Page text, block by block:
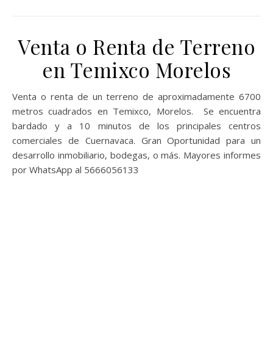
Venta o Renta de Terreno
en Temixco Morelos
Venta o renta de un terreno de aproximadamente 6700
metros cuadrados en Temixco, Morelos. Se encuentra
bardado y a 10 minutos de los principales centros
comerciales de Cuernavaca. Gran Oportunidad para un
desarrollo inmobiliario, bodegas, o más. Mayores informes
por WhatsApp al 5666056133